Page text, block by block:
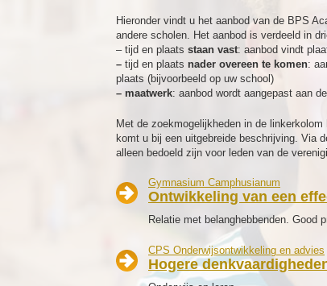
Hieronder vindt u het aanbod van de BPS
andere scholen. Het aanbod is verdeeld in
– tijd en plaats staan vast: aanbod vindt
– tijd en plaats nader overeen te komen:
plaats (bijvoorbeeld op uw school)
– maatwerk: aanbod wordt aangepast aan
Met de zoekmogelijkheden in de
komt u bij een uitgebreide beschrijving. Via
alleen bedoeld zijn voor leden van de
Gymnasium Camphusianum
Ontwikkeling van een
Relatie met belanghebbenden. Good
CPS Onderwijsontwikkeling en advies
Hogere